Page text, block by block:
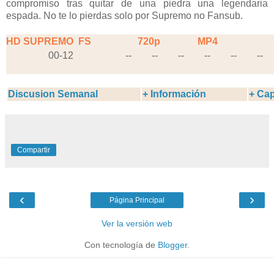
compromiso tras quitar de una piedra una legendaria
espada. No te lo pierdas solo por Supremo no Fansub.
HD SUPREMO FS 720p
MP4
00-12
-- -- -- -- -- --
Discusion Semanal + Información +
Compartir
‹ ›
Página Principal
Ver la versión web
Con tecnología de Blogger.